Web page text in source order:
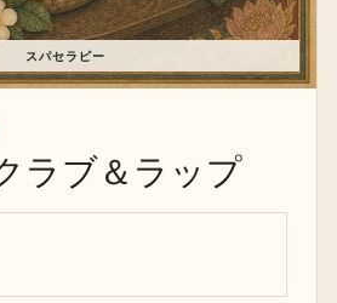
スパセラピー
ラブ＆ラップ